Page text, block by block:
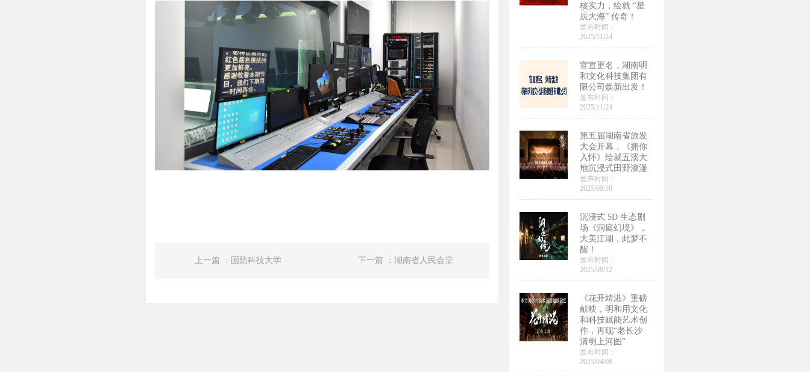
上一篇 ：国防科技大学 下一篇 ：湖南省人民会堂
核实力，绘就 “星
辰大海” 传奇！
发布时间：
2025/11/24
官宣更名，湖南明
和文化科技集团有
限公司焕新出发！
发布时间：
2025/11/24
第五届湖南省旅发
大会开幕，《拥你
入怀》绘就五溪大
地沉浸式田野浪漫
发布时间：
2025/09/18
沉浸式 5D 生态剧
场《洞庭幻境》，
大美江湖，此梦不
醒！
发布时间：
2025/08/12
《花开靖港》重磅
献映，明和用文化
和科技赋能艺术创
作，再现“老长沙
清明上河图”
发布时间：
2025/04/08